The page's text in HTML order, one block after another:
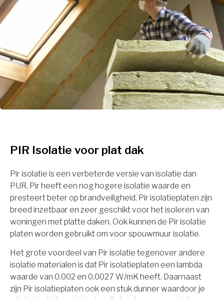
PIR Isolatie voor plat dak
Pir isolatie is een verbeterde versie van isolatie dan
PUR. Pir heeft een nog hogere isolatie waarde en
presteert beter op brandveiligheid. Pir isolatieplaten zijn
breed inzetbaar en zeer geschikt voor het isoleren van
woningen met platte daken. Ook kunnen de Pir isolatie
platen worden gebruikt om voor spouwmuur isolatie.
Het grote voordeel van Pir isolatie tegenover andere
isolatie materialen is dat Pir isolatieplaten een lambda
waarde van 0.002 en 0.0027 W/mK heeft. Daarnaast
zijn Pir isolatieplaten ook een stuk dunner waardoor je